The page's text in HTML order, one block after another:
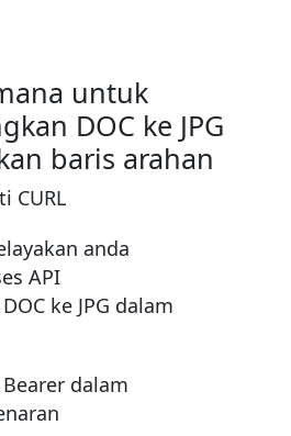
untuk
DOC ke JPG
baris arahan
CURL
anda
API
ke JPG dalam
dalam